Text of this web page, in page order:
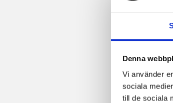
Denna
Vi använder
sociala
till de sociala